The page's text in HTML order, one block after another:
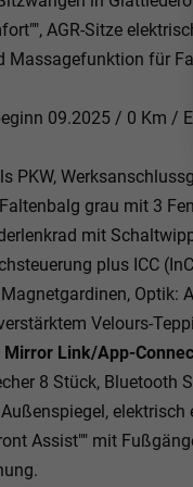
AGR-Sitze
Massagefunktion für
09.2025 / 0 Km /
PKW,
grau mit 3
mit
plus ICC
Optik:
Velours-
Mirror Link/App-
8 Stück, Bluetooth
Assist"" mit